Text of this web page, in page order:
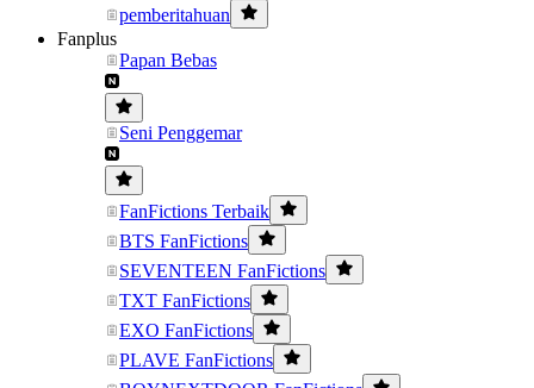
pemberitahuan
Fanplus
Papan Bebas
Seni Penggemar
FanFictions Terbaik
BTS FanFictions
SEVENTEEN FanFictions
TXT FanFictions
EXO FanFictions
PLAVE FanFictions